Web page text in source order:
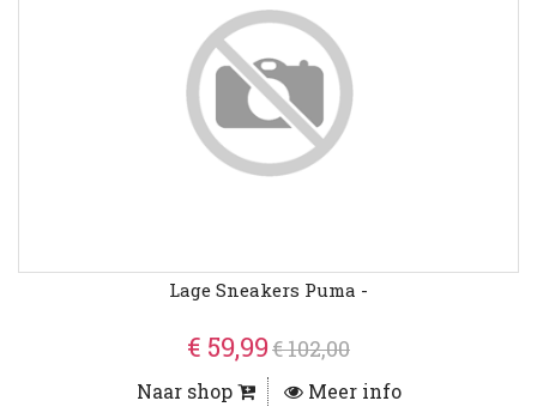
Lage Sneakers Puma -
€ 59,99€ 102,00
Naar shop Meer info